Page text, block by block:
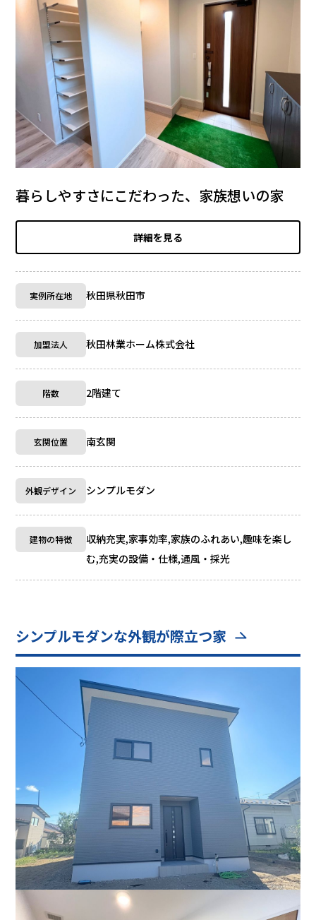
暮らしやすさにこだわった、家族想いの家
詳細を見る
実例所在地 秋田県秋田市
加盟法人 秋田林業ホーム株式会社
階数 2階建て
玄関位置 南玄関
外観デザイン シンプルモダン
建物の特徴
収納充実,家事効率,家族のふれあい,趣味を楽し
む,充実の設備・仕様,通風・採光
シンプルモダンな外観が際立つ家